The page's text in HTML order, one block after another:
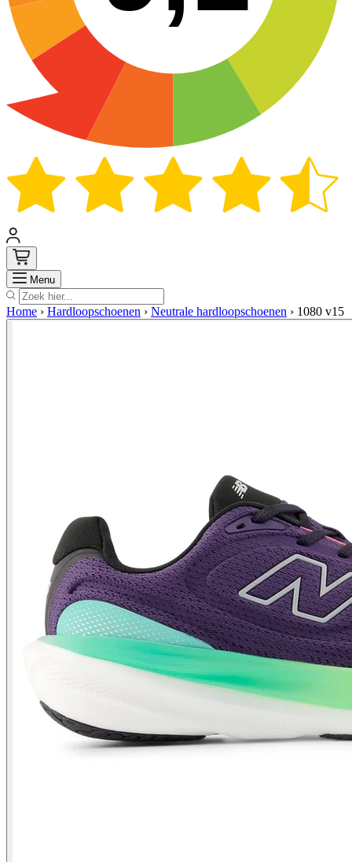
Menu Zoek
Home › Hardloopschoenen › Neutrale hardloopschoenen › 1080 v15